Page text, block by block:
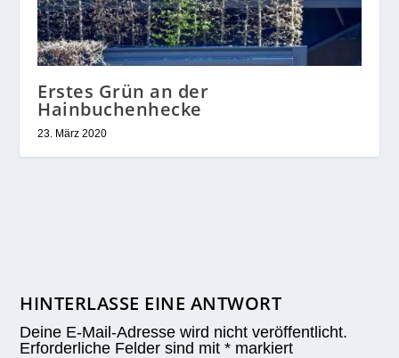
Erstes Grün an der
Hainbuchenhecke
23. März 2020
HINTERLASSE EINE ANTWORT
Deine E-Mail-Adresse wird nicht veröffentlicht.
Erforderliche Felder sind mit* markiert